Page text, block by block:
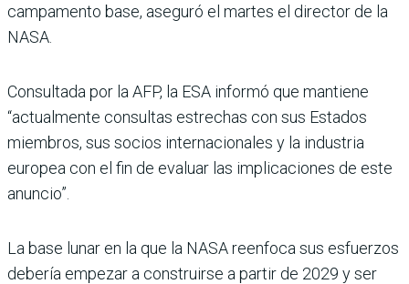
campamento base, aseguró el martes el director de la
NASA.
Consultada por la AFP, la ESA informó que mantiene
“actualmente consultas estrechas con sus Estados
miembros, sus socios internacionales y la industria
europea con el fin de evaluar las implicaciones de este
anuncio”.
La base lunar en la que la NASA reenfoca sus esfuerzos
debería empezar a construirse a partir de 2029 y ser